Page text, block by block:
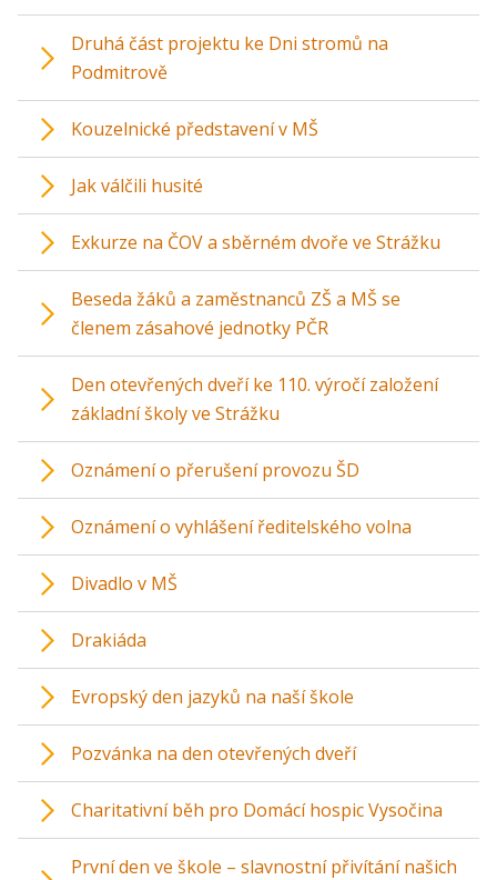
Druhá část projektu ke Dni stromů na
Podmitrově
Kouzelnické představení v MŠ
Jak válčili husité
Exkurze na ČOV a sběrném dvoře ve Strážku
Beseda žáků a zaměstnanců ZŠ a MŠ se
členem zásahové jednotky PČR
Den otevřených dveří ke 110. výročí založení
základní školy ve Strážku
Oznámení o přerušení provozu ŠD
Oznámení o vyhlášení ředitelského volna
Divadlo v MŠ
Drakiáda
Evropský den jazyků na naší škole
Pozvánka na den otevřených dveří
Charitativní běh pro Domácí hospic Vysočina
První den ve škole – slavnostní přivítání našich